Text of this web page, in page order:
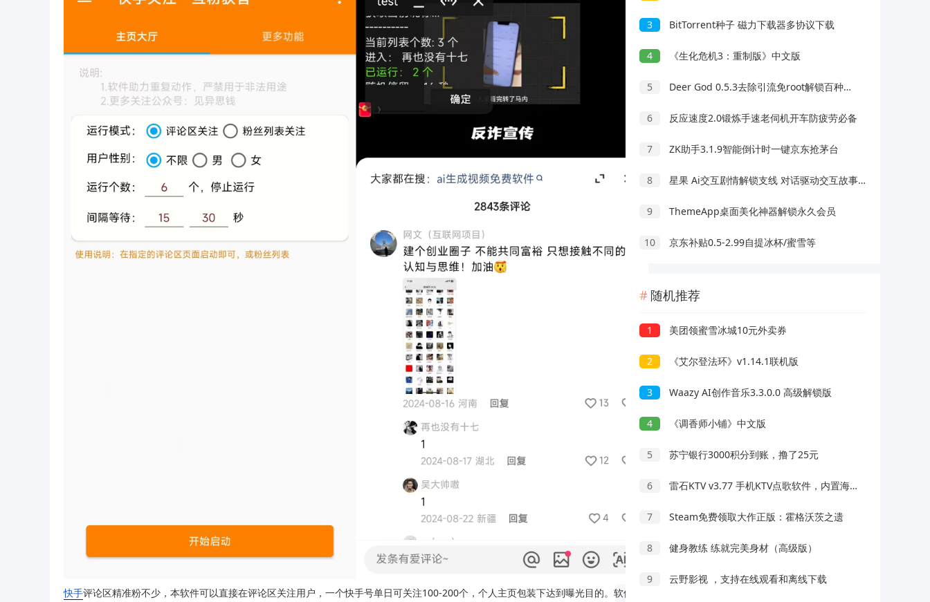
快手评论区精准粉不少，本软件可以直接在评论区关注用户，一个快手号单日可关注100-200个，个人主页包装下达到曝光目的。软件安
3 BitTorrent种子 磁力下载器多协议下载
4 《生化危机3：重制版》中文版
5 Deer God 0.5.3去除引流免root解锁百种软件会员
6 反应速度2.0锻炼手速老伺机开车防疲劳必备
7 ZK助手3.1.9智能倒计时一键京东抢茅台
8 星果 Ai交互剧情解锁支线 对话驱动交互故事剧情
9 ThemeApp桌面美化神器解锁永久会员
10 京东补贴0.5-2.99自提冰杯/蜜雪等
随机推荐
1 美团领蜜雪冰城10元外卖券
2 《艾尔登法环》v1.14.1联机版
3 Waazy AI创作音乐3.3.0.0 高级解锁版
4 《调香师小铺》中文版
5 苏宁银行3000积分到账，撸了25元
6 雷石KTV v3.77 手机KTV点歌软件，内置海量歌曲，解锁高级版
7 Steam免费领取大作正版：霍格沃茨之遗
8 健身教练 练就完美身材（高级版）
9 云野影视 ，支持在线观看和离线下载